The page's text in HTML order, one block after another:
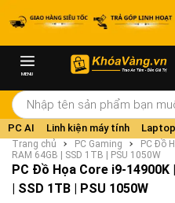
MENU
PC AI Linh kiện máy tính
Trang chủ PC Gaming
PC Đồ
RAM 64GB | SSD 1TB | PSU 1050W
PC Đồ Họa Core i9-14900K
| SSD 1TB | PSU 1050W